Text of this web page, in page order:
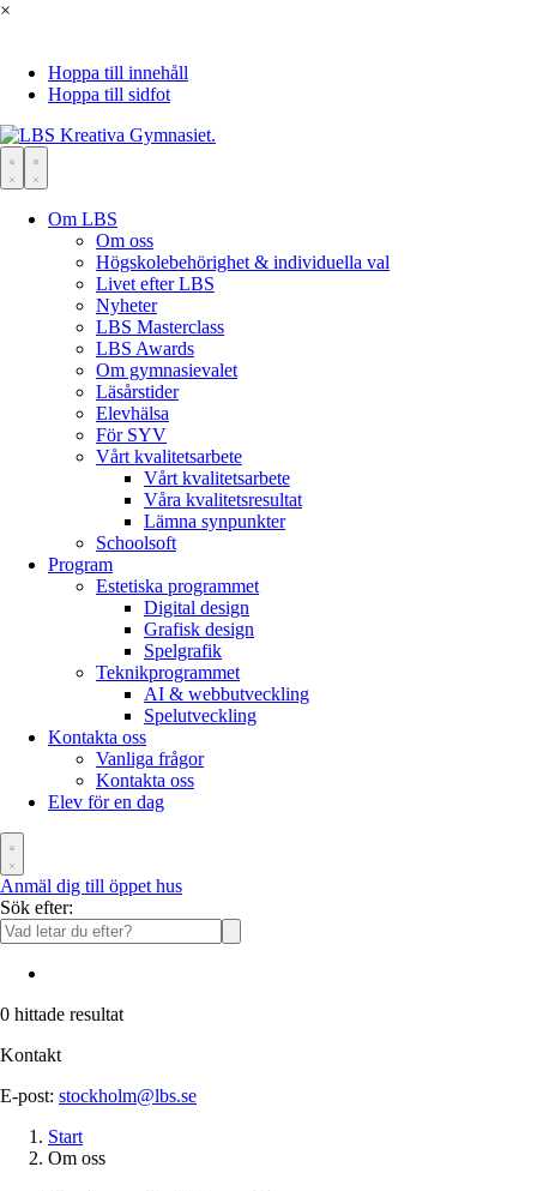
×
Hoppa till innehåll
Hoppa till sidfot
Om LBS
Om oss
Högskolebehörighet & individuella val
Livet efter LBS
Nyheter
LBS Masterclass
LBS Awards
Om gymnasievalet
Läsårstider
Elevhälsa
För SYV
Vårt kvalitetsarbete
Vårt kvalitetsarbete
Våra kvalitetsresultat
Lämna synpunkter
Schoolsoft
Program
Estetiska programmet
Digital design
Grafisk design
Spelgrafik
Teknikprogrammet
AI & webbutveckling
Spelutveckling
Kontakta oss
Vanliga frågor
Kontakta oss
Elev för en dag
Anmäl dig till öppet hus
Sök efter:
0 hittade resultat
Kontakt
E-post: stockholm@lbs.se
Start
Om oss